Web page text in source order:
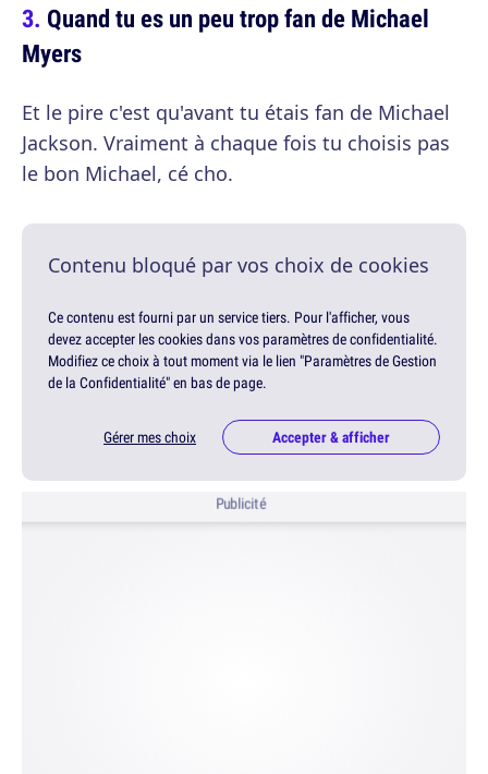
Quand tu es un peu trop fan de Michael
Myers
Et le pire c'est qu'avant tu étais fan de Michael
Jackson. Vraiment à chaque fois tu choisis pas
le bon Michael, cé cho.
Contenu bloqué par vos choix de cookies
Ce contenu est fourni par un service tiers. Pour l'afficher, vous
devez accepter les cookies dans vos paramètres de confidentialité.
Modifiez ce choix à tout moment via le lien "Paramètres de Gestion
de la Confidentialité" en bas de page.
Gérer mes choix Accepter & afficher
Publicité